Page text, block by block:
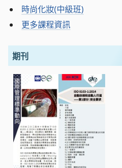
時尚化妝(中級班)
更多課程資訊
期刊